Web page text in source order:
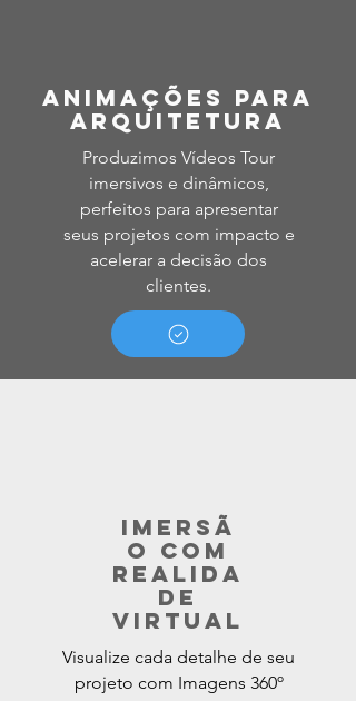
Animações para
arquitetura
Produzimos Vídeos Tour
imersivos e dinâmicos,
perfeitos para apresentar
seus projetos com impacto e
acelerar a decisão dos
clientes.
imersã
o com
realida
de
virtual
Visualize cada detalhe de seu
projeto com Imagens 360º